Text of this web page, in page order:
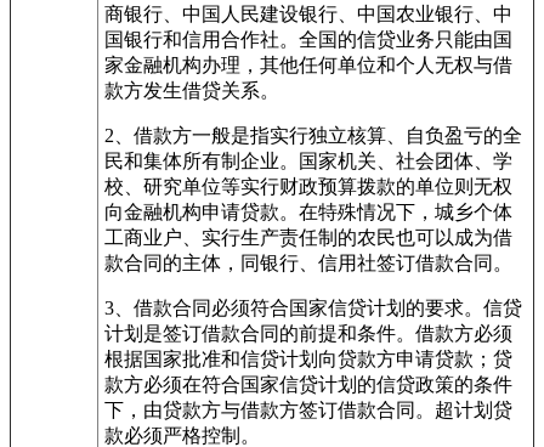
商银行、中国人民建设银行、中国农业银行、中
国银行和信用合作社。全国的信贷业务只能由国
家金融机构办理，其他任何单位和个人无权与借
款方发生借贷关系。
2、借款方一般是指实行独立核算、自负盈亏的全
民和集体所有制企业。国家机关、社会团体、学
校、研究单位等实行财政预算拨款的单位则无权
向金融机构申请贷款。在特殊情况下，城乡个体
工商业户、实行生产责任制的农民也可以成为借
款合同的主体，同银行、信用社签订借款合同。
3、借款合同必须符合国家信贷计划的要求。信贷
计划是签订借款合同的前提和条件。借款方必须
根据国家批准和信贷计划向贷款方申请贷款；贷
款方必须在符合国家信贷计划的信贷政策的条件
下，由贷款方与借款方签订借款合同。超计划贷
款必须严格控制。